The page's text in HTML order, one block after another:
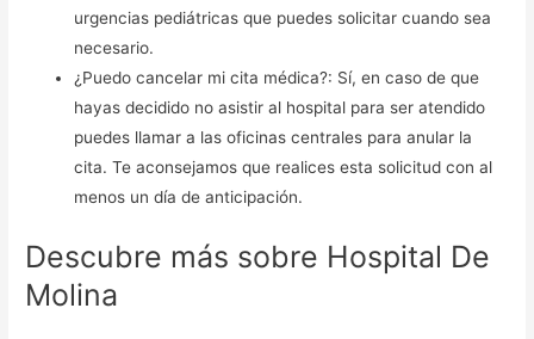
urgencias pediátricas que puedes solicitar cuando sea
necesario.
¿Puedo cancelar mi cita médica?: Sí, en caso de que
hayas decidido no asistir al hospital para ser atendido
puedes llamar a las oficinas centrales para anular la
cita. Te aconsejamos que realices esta solicitud con al
menos un día de anticipación.
Descubre más sobre Hospital De
Molina